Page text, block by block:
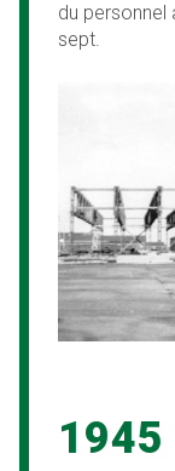
du personnel
sept.
1945